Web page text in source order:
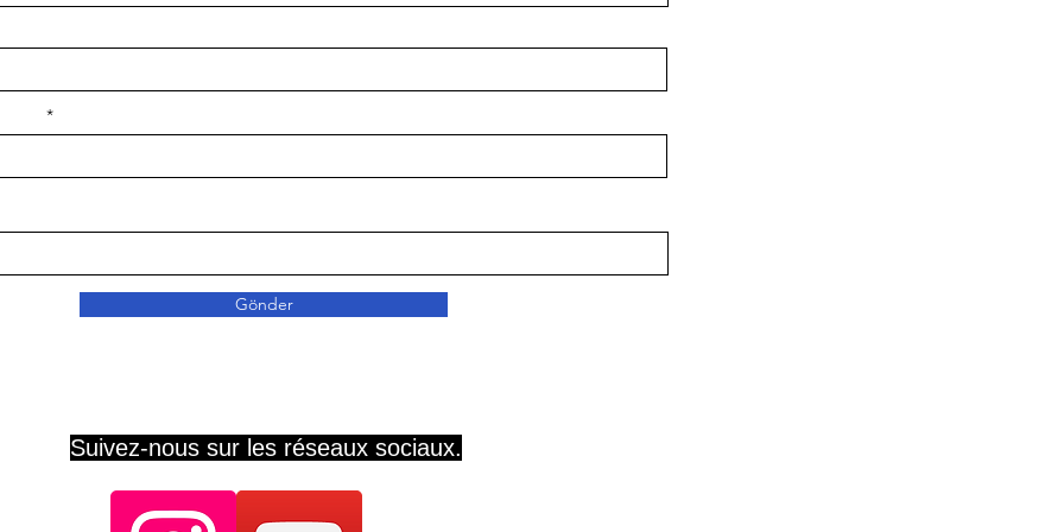
Gönder
Suivez-nous sur les réseaux sociaux.